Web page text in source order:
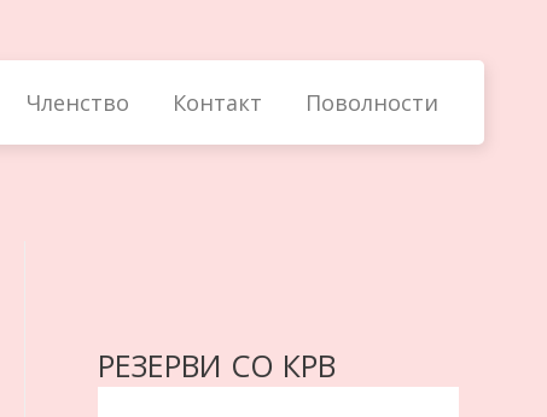
Членство Контакт Поволности
РЕЗЕРВИ СО КРВ